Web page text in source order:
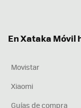
En Xataka Móvil
Movistar
Xiaomi
Guías de compra